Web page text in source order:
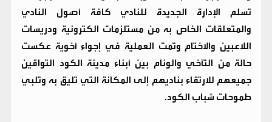
تسلم الإدارة الجديدة للنادي كافة أصول النادي
والمتعلقات الخاص به من مستلزمات الكترونية ودريسات
اللاعبين والاختام وتمت العملية في إجواء أخوية عكست
حالة من التآخي والوئام بين أبناء مدينة الكود التواقين
جميعهم للارتقاء بناديهم إلى المكانة التي تليق به وتلبي
طموحات شباب الكود.